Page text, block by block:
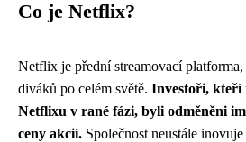
Co je Netflix?
Netflix je přední streamovací
diváků po celém světě. Investoři, kteří
Netflixu v rané fázi, byli odměněni
ceny akcií. Společnost neustále